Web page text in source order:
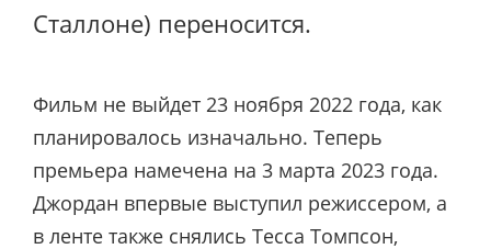
Сталлоне) переносится.
Фильм не выйдет 23 ноября 2022 года, как
планировалось изначально. Теперь
премьера намечена на 3 марта 2023 года.
Джордан впервые выступил режиссером, а
в ленте также снялись Тесса Томпсон,